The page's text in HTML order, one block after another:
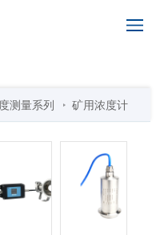
测量系列 矿用浓度计